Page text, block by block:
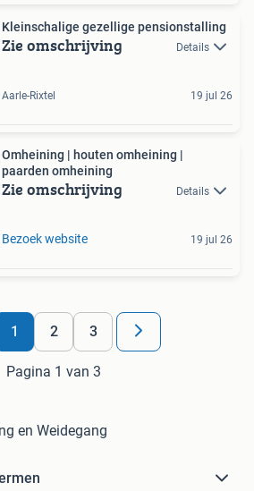
Kleinschalige gezellige pensionstalling
Zie omschrijving Details
Aarle-Rixtel 19 jul 26
Omheining | houten omheining |
paarden omheining
Zie omschrijving Details
Bezoek website 19 jul 26
1 2 3
Pagina 1 van 3
en Weidegang